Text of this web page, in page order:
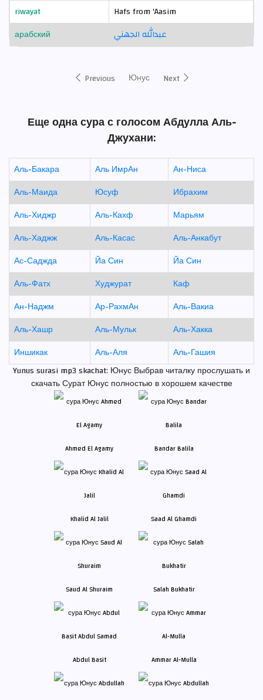
riwayat
Hafs from 'Aasim
арабский
عبدالله الجهني
Previous Юнус Next
Еще одна сура с голосом Абдулла Аль-
Джухани:
Аль-Бакара Аль ИмрАн
Ан-Ниса
Аль-Маида
Юсуф
Ибрахим
Аль-Хиджр
Аль-Кахф
Марьям
Аль-Хаджж
Аль-Касас
Аль-Анкабут
Ас-Саджда
Йа Син
Йа Син
Аль-Фатх
Худжурат
Каф
Ан-Наджм
Ар-РахмАн
Аль-Вакиа
Аль-Хашр
Аль-Мульк
Аль-Хакка
Иншикак
Аль-Аля
Аль-Гашия
Yunus surasi mp3 skachat: Юнус Выбрав читалку прослушать и
скачать Сурат Юнус полностью в хорошем качестве
Ahmed El Agamy Bandar Balila
Khalid Al Jalil Saad Al Ghamdi
Saud Al Shuraim Salah Bukhatir
Abdul Basit Ammar Al-Mulla